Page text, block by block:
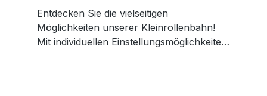
Entdecken Sie die vielseitigen
Möglichkeiten unserer Kleinrollenbahn!
Mit individuellen Einstellungsmöglichkeiten